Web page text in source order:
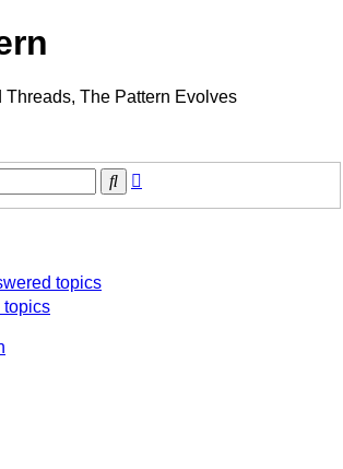
Threads, The Pattern Evolves
Search
topics
topics